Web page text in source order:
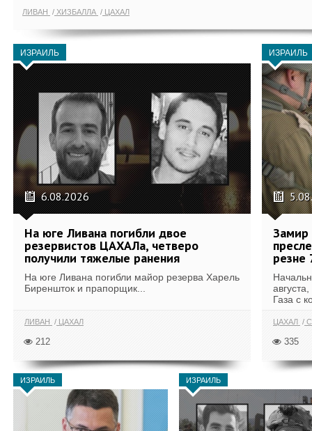
ЛИВАН ХИЗБАЛЛА ЦАХАЛ
ИЗРАИЛЬ
6.08.2026
На юге Ливана погибли двое
резервистов ЦАХАЛа, четверо
получили тяжелые ранения
На юге Ливана погибли майор резерва Харель
Биреншток и прапорщик...
ЛИВАН ЦАХАЛ
212
ИЗРАИЛЬ
Замир
резне
Газа с
ЦАХАЛ
335
ИЗРАИЛЬ ИЗРАИЛЬ